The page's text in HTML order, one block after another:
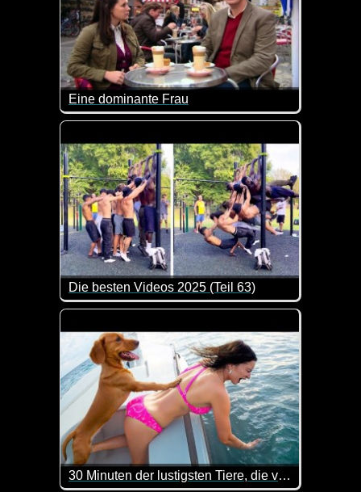
Eine dominante Frau
Eigentlich hätte man ihren Beruf auch selber
Die besten Videos 2025 (Teil 63)
Eine tolle Zusammenstellung von lustigen
30 Minuten der lustigsten Tiere, die vor der Kamera festgehalten wurden